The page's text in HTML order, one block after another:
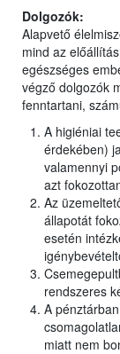
Dolgozók:
Alapvető
mind az
egészséges
végző dolgozók
fenntartani,
A higiéniai
érdekében)
valamennyi
azt
Az
állapotát
esetén
rendszeres
A
miatt nem